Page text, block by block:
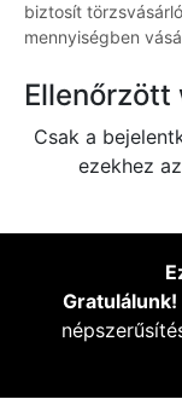
biztosít
mennyiségben
Csak a
ezekhez
Gratulálunk!